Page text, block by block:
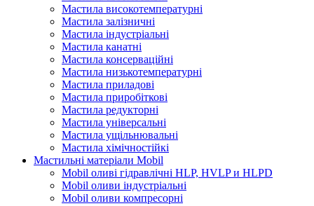
Мастила високотемпературні
Мастила залізничні
Мастила індустріальні
Мастила канатні
Мастила консерваційні
Мастила низькотемпературні
Мастила приладові
Мастила приробіткові
Мастила редукторні
Мастила універсальні
Мастила ущільнювальні
Мастила хімічностійкі
Мастильні матеріали Mobil
Mobil оливі гідравлічні HLP, HVLP и HLPD
Mobil оливи індустріальні
Mobil оливи компресорні